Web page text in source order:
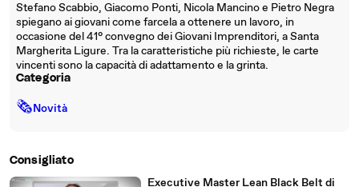
Stefano Scabbio, Giacomo Ponti, Nicola Mancino e Pietro Negra
spiegano ai giovani come farcela a ottenere un lavoro, in
occasione del 41° convegno dei Giovani Imprenditori, a Santa
Margherita Ligure. Tra la caratteristiche più richieste, le carte
vincenti sono la capacità di adattamento e la grinta.
Categoria
🗞Novità
Consigliato
Executive Master Lean Black Belt di